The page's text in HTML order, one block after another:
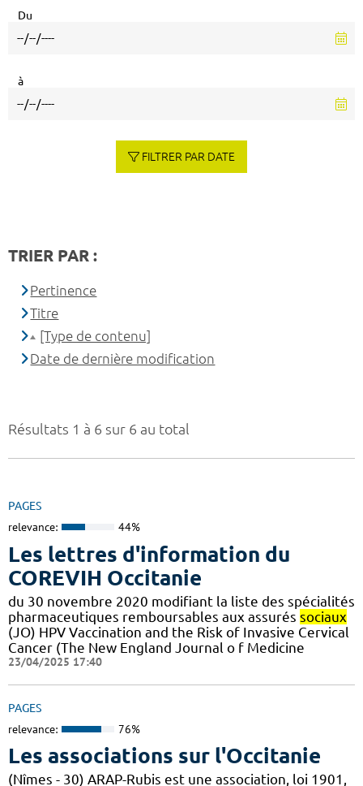
Résultats 1 à 6 sur 6 au total
PAGES
relevance: 44%
Les lettres d'information du
COREVIH Occitanie
du 30 novembre 2020 modifiant la liste des spécialités
pharmaceutiques remboursables aux assurés sociaux
(JO) HPV Vaccination and the Risk of Invasive Cervical
Cancer (The New England Journal o f Medicine
23/04/2025 17:40
PAGES
relevance: 76%
Les associations sur l'Occitanie
(Nîmes - 30) ARAP-Rubis est une association, loi 1901,
Du
à
FILTRER PAR DATE
TRIER PAR :
Pertinence
Titre
[Type de contenu]
Date de dernière modification